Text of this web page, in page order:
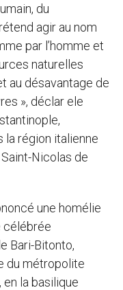
du
agir au nom
par l’homme et
naturelles
au désavantage de
», déclar ele
la région italienne
Nicolas de
une homélie
célébrée
Bari-Bitonto,
du métropolite
en la basilique